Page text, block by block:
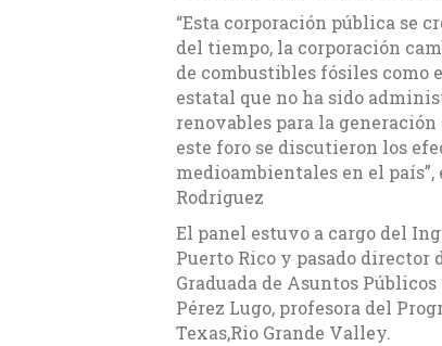
“Esta corporación pública se
del tiempo, la corporación
de combustibles fósiles
estatal que no ha sido
renovables para la
este foro se discutieron los
medioambientales en el
Rodríguez
El panel estuvo a cargo del
Puerto Rico y pasado director
Graduada de Asuntos
Pérez Lugo, profesora del
Texas,Rio Grande Valley.